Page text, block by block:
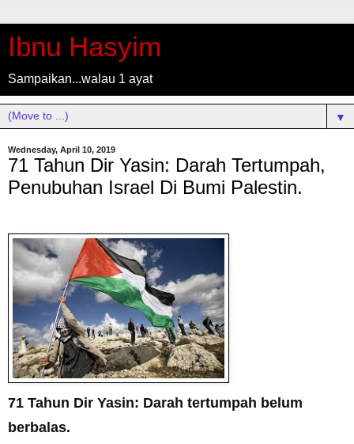
Ibnu Hasyim
Sampaikan...walau 1 ayat
▼
Wednesday, April 10, 2019
71 Tahun Dir Yasin: Darah Tertumpah,
Penubuhan Israel Di Bumi Palestin.
71 Tahun Dir Yasin: Darah tertumpah belum
berbalas.